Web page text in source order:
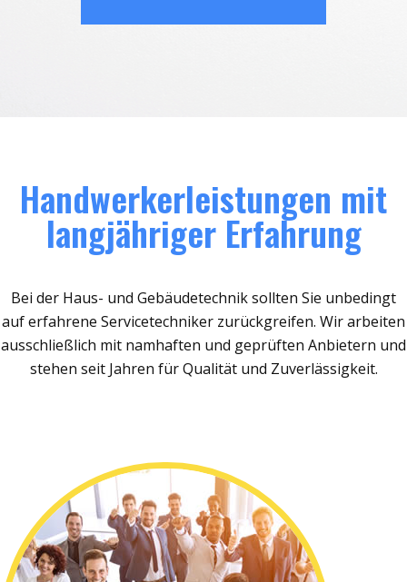
Handwerkerleistungen mit
langjähriger Erfahrung
Bei der Haus- und Gebäudetechnik sollten Sie unbedingt
auf erfahrene Servicetechniker zurückgreifen. Wir arbeiten
ausschließlich mit namhaften und geprüften Anbietern und
stehen seit Jahren für Qualität und Zuverlässigkeit.